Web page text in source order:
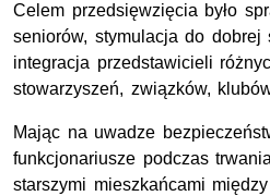
Celem przedsięwzięcia było
seniorów, stymulacja do dobrej
integracja przedstawicieli
stowarzyszeń, związków,
Mając na uwadze
funkcjonariusze podczas
starszymi mieszkańcami